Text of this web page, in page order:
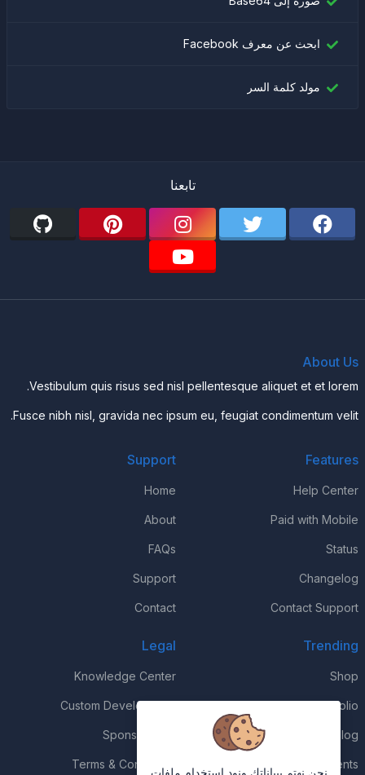
ابحث عن معرف Facebook
مولد كلمة السر
تابعنا
About Us
Vestibulum quis risus sed nisl pellentesque aliquet et et lorem.
Fusce nibh nisl, gravida nec ipsum eu, feugiat condimentum velit.
Features
Help Center
Paid with Mobile
Status
Changelog
Contact Support
Support
Home
About
FAQs
Support
Contact
Trending
Shop
Portfolio
Blog
Events
Legal
Knowledge Center
Custom Development
Sponsorships
Terms & Conditions
نحن نهتم ببياناتك ونود استخدام ملفات